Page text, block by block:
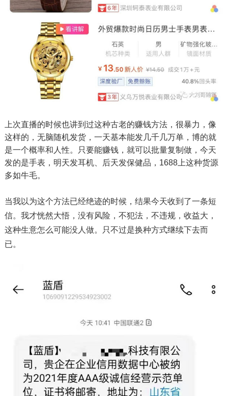
上次直播的时候也讲到过这种古老的赚钱方法，很暴力，像
这样的，无脑随机发货，一天基本能发几千几万单，博的就
是一个概率和人性。只要能赚钱，就可以批量复制做，今天
发的是手表，明天发耳机、后天发保健品，1688上这种货源
多如牛毛。
当我以为这个方法已经绝迹的时候，结果今天收到了一条短
信。我才恍然大悟，没有风险，不犯法，不违规，收益大，
这种生意怎么可能没人做。只不过是换种方式继续下去而
已。